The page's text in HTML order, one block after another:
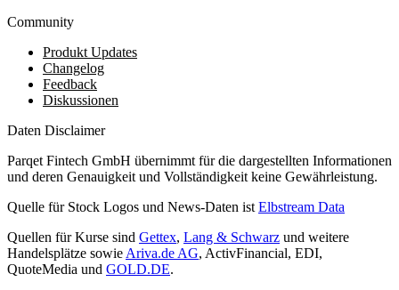
Community
Produkt Updates
Changelog
Feedback
Diskussionen
Daten Disclaimer
Parqet Fintech GmbH übernimmt für die dargestellten Informationen
und deren Genauigkeit und Vollständigkeit keine Gewährleistung.
Quelle für Stock Logos und News-Daten ist Elbstream Data
Quellen für Kurse sind Gettex, Lang & Schwarz und weitere
Handelsplätze sowie Ariva.de AG, ActivFinancial, EDI,
QuoteMedia und GOLD.DE.